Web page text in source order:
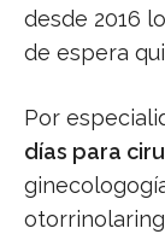
desde 2016
de espera
Por
días para